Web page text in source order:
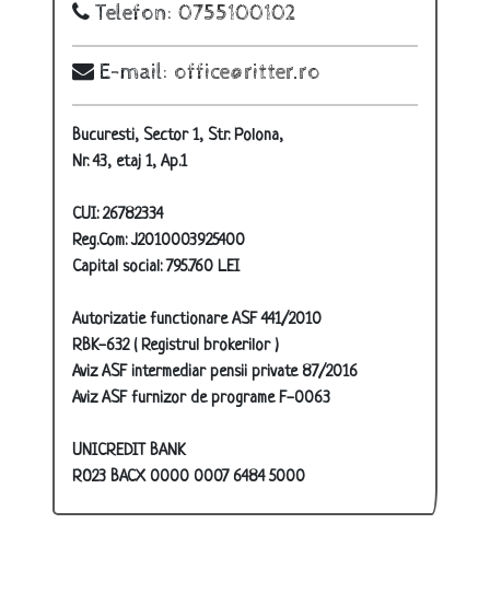
Telefon: 0755100102
E-mail: office@ritter.ro
Bucuresti, Sector 1, Str. Polona,
Nr. 43, etaj 1, Ap.1
CUI: 26782334
Reg.Com: J2010003925400
Capital social: 795.760 LEI
Autorizatie functionare ASF 441/2010
RBK-632 ( Registrul brokerilor )
Aviz ASF intermediar pensii private 87/2016
Aviz ASF furnizor de programe F-0063
UNICREDIT BANK
RO23 BACX 0000 0007 6484 5000